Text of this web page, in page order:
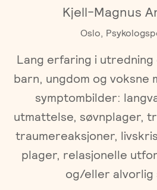
Individualterapi
Parterapi
Foreldreveiledning
Gruppeterapi
Video-
telefonterapi
Asker
Bergen
Behandlere
Kurs
Trykk
her
kursoversikt
Om oss
Spisskompetanse
Kjell-Magnus
Oslo,
Lang erfaring i utredning
barn, ungdom og voksne
symptombilder:
utmattelse, søvnplager,
traumereaksjoner,
plager, relasjonelle
og/eller alvorlig